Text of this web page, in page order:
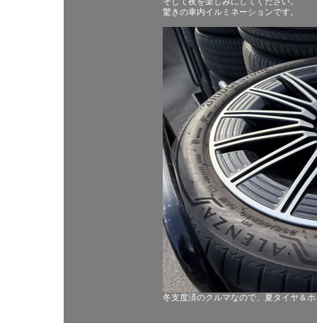
驚きの車内イルミネーションです。
冬支度済のクルマなので、夏タイヤ＆